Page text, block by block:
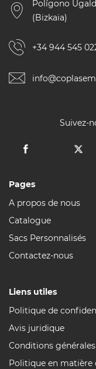
Polígono
(Bizkaia)
+34 944 545
Suivez-
Pages
A propos de nous
Catalogue
Sacs Personnalisés
Contactez-nous
Liens utiles
Politique de
Avis juridique
Conditions
Politique en matière